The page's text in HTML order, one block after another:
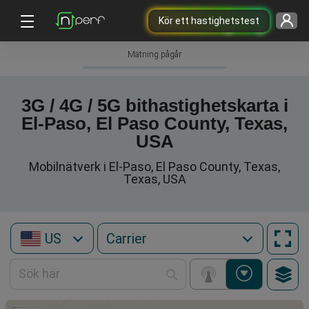
Kör ett hastighetstest
Mätning pågår
3G / 4G / 5G bithastighetskarta i
El-Paso, El Paso County, Texas,
USA
Mobilnätverk i El-Paso, El Paso County, Texas,
Texas, USA
US